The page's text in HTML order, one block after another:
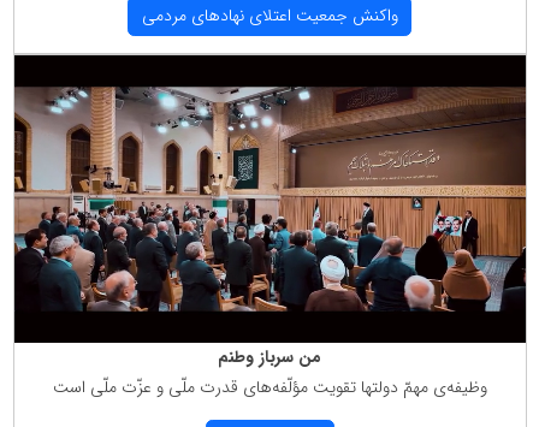
واكنش جمعیت اعتلای نهادهای مردمی
من سرباز وطنم
وظیفه‌ی مهمّ دولتها تقویت مؤلّفه‌های قدرت ملّی و عزّت ملّی است